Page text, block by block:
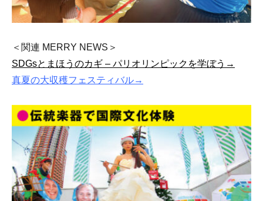
＜関連 MERRY NEWS＞
SDGsとまほうのカギ – パリオリンピックを学ぼう→
真夏の⼤収穫フェスティバル→